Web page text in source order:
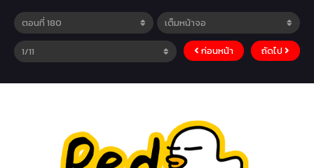
ก่อนหน้า ถัดไป